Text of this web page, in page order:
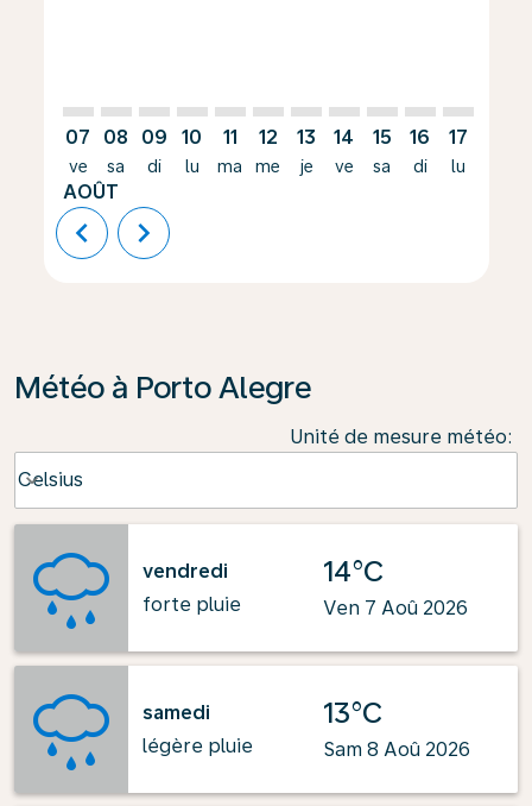
07
ve
AOÛT
08
sa
09
di
10
lu
11
ma
12
me
13
je
14
ve
15
sa
16
di
17
lu
chevron_left chevron_right
Météo à Porto Alegre
Unité de mesure météo:
Celsius
keyboard_arrow_down
vendredi
forte pluie
14°C
Ven 7 Aoû 2026
samedi
légère pluie
13°C
Sam 8 Aoû 2026